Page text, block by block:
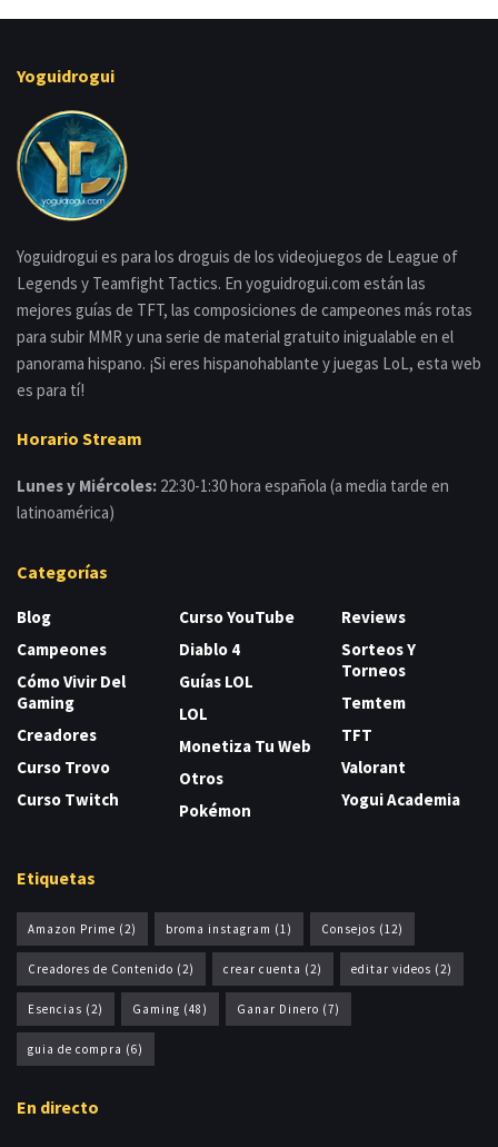
Yoguidrogui
Yoguidrogui es para los droguis de los videojuegos de League of
Legends y Teamfight Tactics. En yoguidrogui.com están las
mejores guías de TFT, las composiciones de campeones más rotas
para subir MMR y una serie de material gratuito inigualable en el
panorama hispano. ¡Si eres hispanohablante y juegas LoL, esta web
es para tí!
Horario Stream
Lunes y Miércoles: 22:30-1:30 hora española (a media tarde en
latinoamérica)
Categorías
Blog
Campeones
Cómo Vivir Del
Gaming
Creadores
Curso Trovo
Curso Twitch
Curso YouTube
Diablo 4
Guías LOL
LOL
Monetiza Tu Web
Otros
Pokémon
Reviews
Sorteos Y
Torneos
Temtem
TFT
Valorant
Yogui Academia
Etiquetas
Amazon Prime (2) broma instagram (1) Consejos (12)
Creadores de Contenido (2) crear cuenta (2) editar videos (2)
Esencias (2) Gaming (48) Ganar Dinero (7)
guia de compra (6)
En directo